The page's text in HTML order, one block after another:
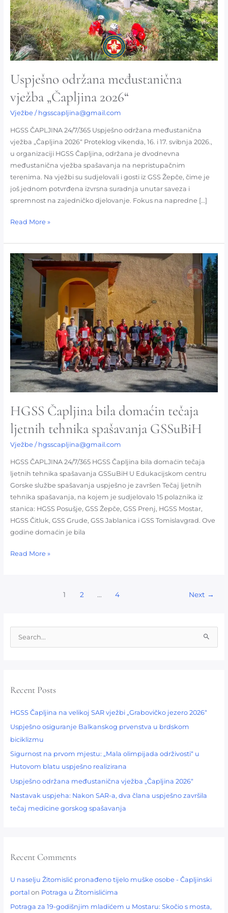
Uspješno održana međustanična
vježba „Čapljina 2026“
Vježbe / hgsscapljina@gmail.com
HGSS ČAPLJINA 24/7/365 Uspješno održana međustanična
vježba „Čapljina 2026“ Proteklog vikenda, 16. i 17. svibnja 2026.,
u organizaciji HGSS Čapljina, održana je dvodnevna
međustanična vježba spašavanja na nepristupačnim
terenima. Na vježbi su sudjelovali i gosti iz GSS Žepče, čime je
još jednom potvrđena izvrsna suradnja unutar saveza i
spremnost na zajedničko djelovanje. Fokus na napredne […]
2026“
Read More »
HGSS Čapljina bila domaćin tečaja
ljetnih tehnika spašavanja GSSuBiH
Vježbe / hgsscapljina@gmail.com
HGSS ČAPLJINA 24/7/365 HGSS Čapljina bila domaćin tečaja
ljetnih tehnika spašavanja GSSuBiH U Edukacijskom centru
Gorske službe spašavanja uspješno je završen Tečaj ljetnih
tehnika spašavanja, na kojem je sudjelovalo 15 polaznika iz
stanica: HGSS Posušje, GSS Žepče, GSS Prenj, HGSS Mostar,
HGSS Čitluk, GSS Grude, GSS Jablanica i GSS Tomislavgrad. Ove
godine domaćin je bila
HGSS
Čapljina
bila
domaćin
tečaja
ljetnih
tehnika
spašavanja
GSSuBiH
Read More »
1 2 … 4 Next →
c
f
o
r
:
Recent Posts
HGSS Čapljina na velikoj SAR vježbi „Grabovičko jezero 2026“
Uspješno osiguranje Balkanskog prvenstva u brdskom
biciklizmu​
Sigurnost na prvom mjestu: „Mala olimpijada održivosti“ u
Hutovom blatu uspješno realizirana
Uspješno održana međustanična vježba „Čapljina 2026“
Nastavak uspjeha: Nakon SAR-a, dva člana uspješno završila
tečaj medicine gorskog spašavanja
Recent Comments
U naselju Žitomislić pronađeno tijelo muške osobe - Čapljinski
portal on Potraga u Žitomislićima
Potraga za 19-godišnjim mladićem u Mostaru: Skočio s mosta,